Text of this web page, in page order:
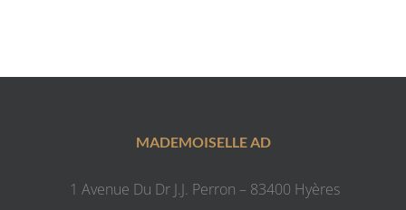
MADEMOISELLE AD
1 Avenue Du Dr J.J. Perron – 83400 Hyères